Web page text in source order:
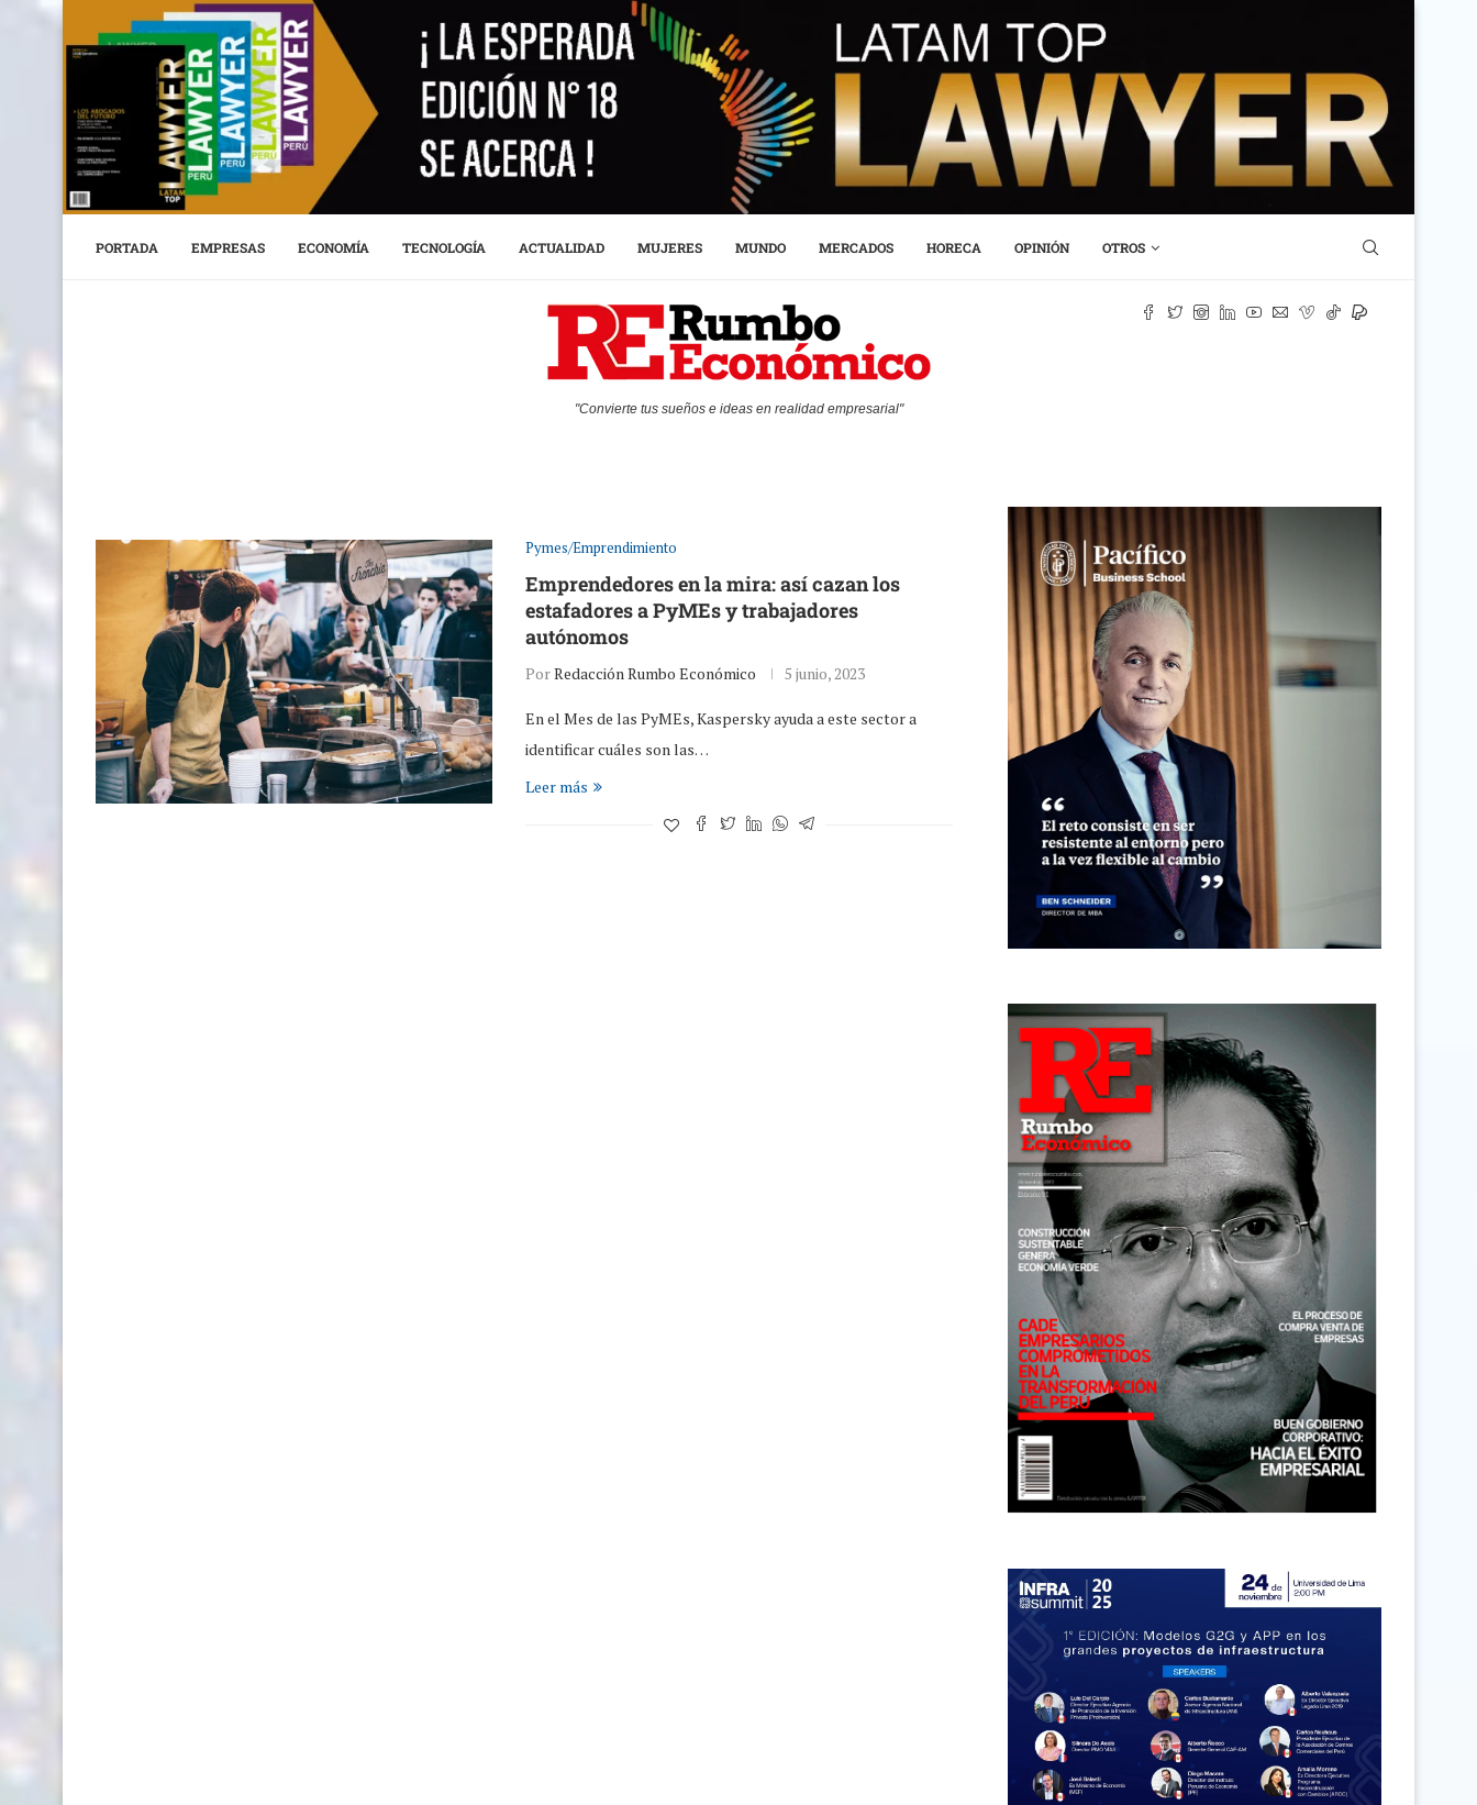
PORTADA EMPRESAS ECONOMÍA TECNOLOGÍA ACTUALIDAD MUJERES MUNDO MERCADOS HORECA OPINIÓN OTROS
"Convierte tus sueños e ideas en realidad empresarial"
Pymes/Emprendimiento
Emprendedores en la mira: así cazan los
estafadores a PyMEs y trabajadores
autónomos
PorRedacción Rumbo Económico 5 junio, 2023
En el Mes de las PyMEs, Kaspersky ayuda a este sector a
identificar cuáles son las…
Leer más